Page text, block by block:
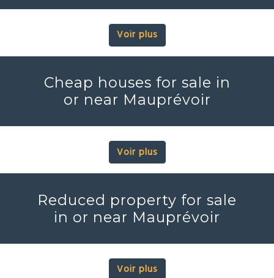
Voir plus
Cheap houses for sale in
or near Mauprévoir
Voir plus
Reduced property for sale
in or near Mauprévoir
Voir plus